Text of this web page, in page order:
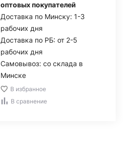
оптовых покупателей
Доставка по Минску: 1-3
рабочих дня
Доставка по РБ: от 2-5
рабочих дня
Самовывоз: со склада в
Минске
В избранное
В сравнение